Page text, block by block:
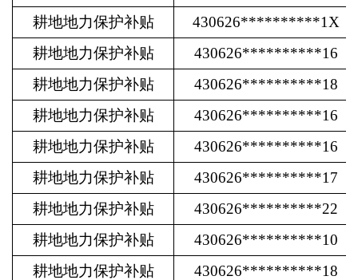
耕地地力保护补贴
430626**********1X
耕地地力保护补贴
430626**********16
耕地地力保护补贴
430626**********18
耕地地力保护补贴
430626**********16
耕地地力保护补贴
430626**********16
耕地地力保护补贴
430626**********17
耕地地力保护补贴
430626**********22
耕地地力保护补贴
430626**********10
耕地地力保护补贴
430626**********18